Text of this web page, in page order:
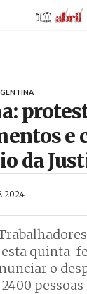
e
da
2024
quinta-
o
pessoas